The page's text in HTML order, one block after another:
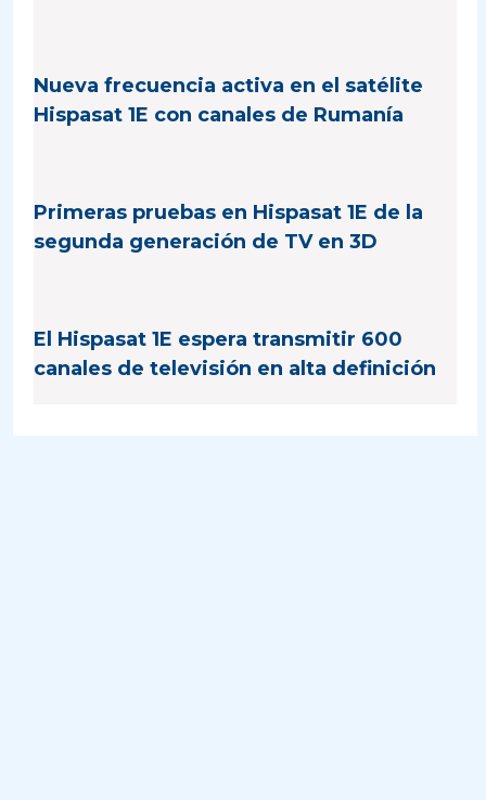
Nueva frecuencia activa en el satélite
Hispasat 1E con canales de Rumanía
Primeras pruebas en Hispasat 1E de la
segunda generación de TV en 3D
El Hispasat 1E espera transmitir 600
canales de televisión en alta definición